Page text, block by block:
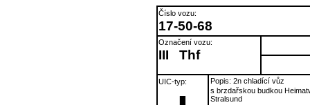
Číslo vozu:
17-50-68
Označení vozu:
III Thf
UIC-typ:
Popis: 2n chladící vůz
s brzdařskou budkou
Stralsund